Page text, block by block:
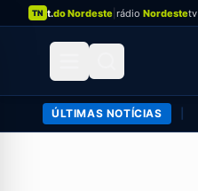
TN t.do Nordeste rádio Nordestetv
ÚLTIMAS NOTÍCIAS